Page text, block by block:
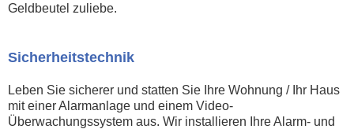
Geldbeutel zuliebe.
Sicherheitstechnik
Leben Sie sicherer und statten Sie Ihre Wohnung / Ihr Haus
mit einer Alarmanlage und einem Video-
Überwachungssystem aus. Wir installieren Ihre Alarm- und